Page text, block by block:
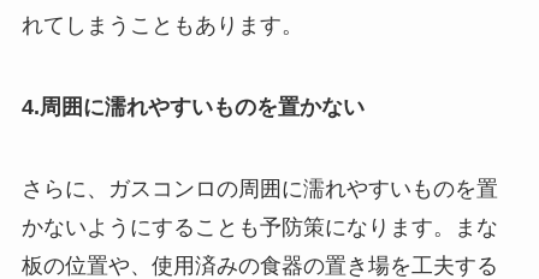
れてしまうこともあります。
4.周囲に濡れやすいものを置かない
さらに、ガスコンロの周囲に濡れやすいものを置
かないようにすることも予防策になります。まな
板の位置や、使用済みの食器の置き場を工夫する